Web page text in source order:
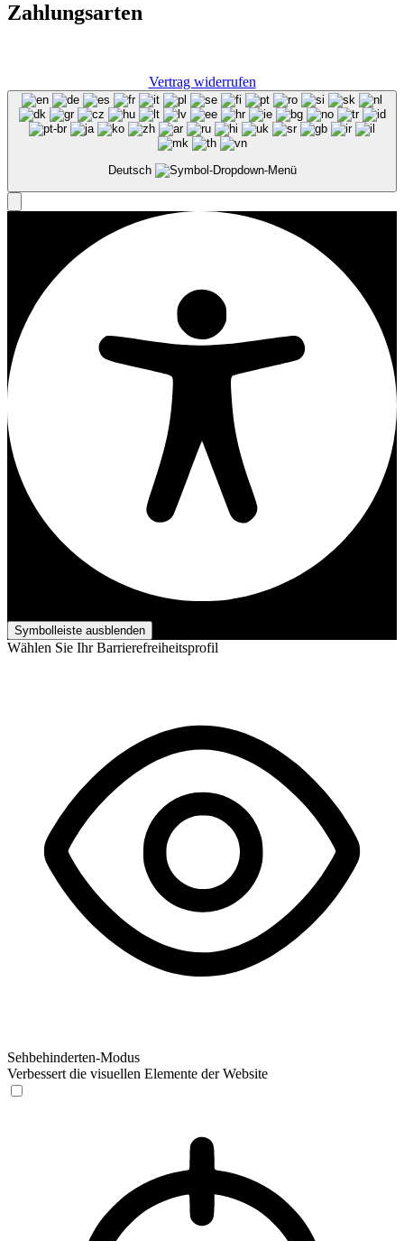
Zahlungsarten
Vertrag widerrufen
Deutsch
Symbolleiste ausblenden
Wählen Sie Ihr Barrierefreiheitsprofil
Sehbehinderten-Modus
Verbessert die visuellen Elemente der Website